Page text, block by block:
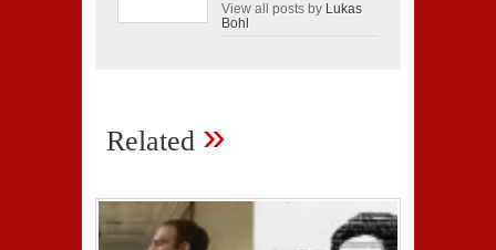
View all posts by
Lukas
Bohl
Related »